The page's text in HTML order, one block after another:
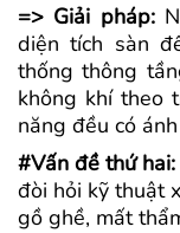
=> Giải pháp:
diện tích sàn
thống thông
không khí theo
năng đều có
#Vấn đề thứ hai:
đòi hỏi kỹ thuật
gồ ghề, mất